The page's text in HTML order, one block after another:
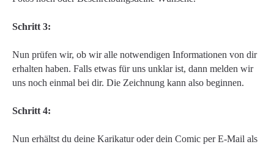
Schritt 3:
Nun prüfen wir, ob wir alle notwendigen Informationen von dir
erhalten haben. Falls etwas für uns unklar ist, dann melden wir
uns noch einmal bei dir. Die Zeichnung kann also beginnen.
Schritt 4:
Nun erhältst du deine Karikatur oder dein Comic per E-Mail als